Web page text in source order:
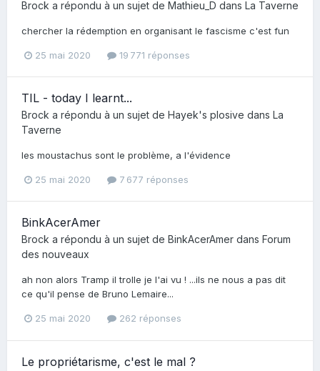
Brock a répondu à un sujet de Mathieu_D dans La Taverne
chercher la rédemption en organisant le fascisme c'est fun
25 mai 2020 19 771 réponses
TIL - today I learnt...
Brock a répondu à un sujet de Hayek's plosive dans La
Taverne
les moustachus sont le problème, a l'évidence
25 mai 2020 7 677 réponses
BinkAcerAmer
Brock a répondu à un sujet de BinkAcerAmer dans Forum
des nouveaux
ah non alors Tramp il trolle je l'ai vu ! ...ils ne nous a pas dit
ce qu'il pense de Bruno Lemaire...
25 mai 2020 262 réponses
Le propriétarisme, c'est le mal ?